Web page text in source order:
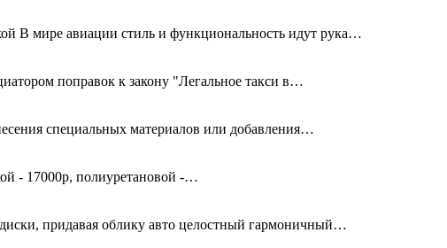
В мире авиации стиль и функциональность идут рука…
поправок к закону "Легальное такси в…
специальных материалов или добавления…
- 17000р, полиуретановой -…
придавая облику авто целостный гармоничный…